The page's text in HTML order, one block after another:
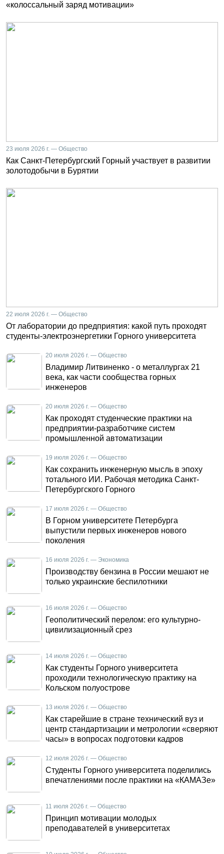
«колоссальный заряд мотивации»
23 июля 2026 г. — Общество
Как Санкт-Петербургский Горный участвует в развитии
золотодобычи в Бурятии
22 июля 2026 г. — Общество
От лаборатории до предприятия: какой путь проходят
студенты-электроэнергетики Горного университета
20 июля 2026 г. — Общество
Владимир Литвиненко - о металлургах 21
века, как части сообщества горных
инженеров
20 июля 2026 г. — Общество
Как проходят студенческие практики на
предприятии-разработчике систем
промышленной автоматизации
19 июля 2026 г. — Общество
Как сохранить инженерную мысль в эпоху
тотального ИИ. Рабочая методика Санкт-
Петербургского Горного
17 июля 2026 г. — Общество
В Горном университете Петербурга
выпустили первых инженеров нового
поколения
16 июля 2026 г. — Экономика
Производству бензина в России мешают не
только украинские беспилотники
16 июля 2026 г. — Общество
Геополитический перелом: его культурно-
цивилизационный срез
14 июля 2026 г. — Общество
Как студенты Горного университета
проходили технологическую практику на
Кольском полуострове
13 июля 2026 г. — Общество
Как старейшие в стране технический вуз и
центр стандартизации и метрологии «сверяют
часы» в вопросах подготовки кадров
12 июля 2026 г. — Общество
Студенты Горного университета поделились
впечатлениями после практики на «КАМАЗе»
11 июля 2026 г. — Общество
Принцип мотивации молодых
преподавателей в университетах